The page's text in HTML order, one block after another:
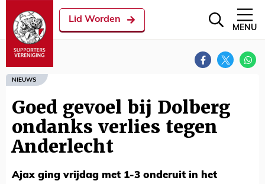
Lid Worden
MENU
NIEUWS
Goed gevoel bij Dolberg
ondanks verlies tegen
Anderlecht
Ajax ging vrijdag met 1-3 onderuit in het